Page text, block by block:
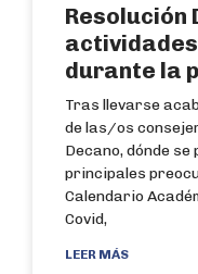
Resolución
durante la
Tras llevarse
de las/os
Decano, dónde
principales
Calendario
Covid,
LEER MÁS